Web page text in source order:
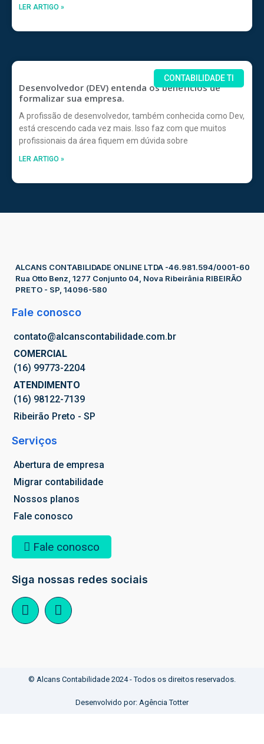
LER ARTIGO »
CONTABILIDADE TI
Desenvolvedor (DEV) entenda os benefícios de
formalizar sua empresa.
A profissão de desenvolvedor, também conhecida como Dev,
está crescendo cada vez mais. Isso faz com que muitos
profissionais da área fiquem em dúvida sobre
LER ARTIGO »
ALCANS CONTABILIDADE ONLINE LTDA -46.981.594/0001-60
Rua Otto Benz, 1277 Conjunto 04, Nova Ribeirânia RIBEIRÃO
PRETO - SP, 14096-580
Fale conosco
contato@alcanscontabilidade.com.br
COMERCIAL
(16) 99773-2204
ATENDIMENTO
(16) 98122-7139
Ribeirão Preto - SP
Serviços
Abertura de empresa
Migrar contabilidade
Nossos planos
Fale conosco
Fale conosco
Siga nossas redes sociais
© Alcans Contabilidade 2024 - Todos os direitos reservados.
Desenvolvido por: Agência Totter